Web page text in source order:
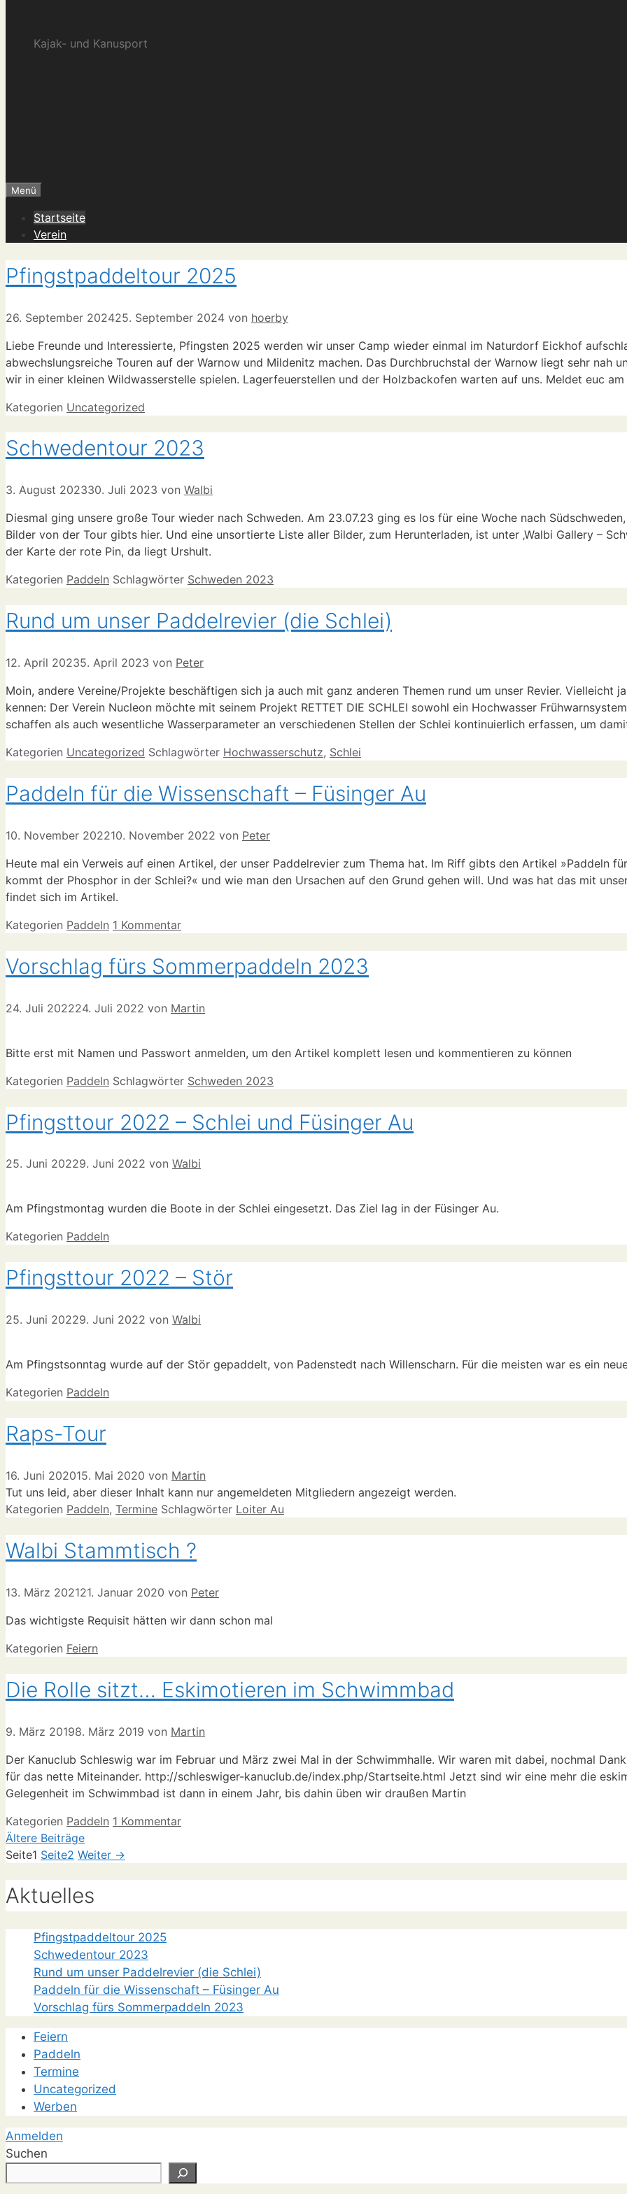
Kajak- und Kanusport
Menü
Startseite
Verein
Pfingstpaddeltour 2025
26. September 202425. September 2024 von hoerby
Liebe Freunde und Interessierte, Pfingsten 2025 werden wir unser Camp wieder einmal im Naturdorf Eickhof
abwechslungsreiche Touren auf der Warnow und Mildenitz machen. Das Durchbruchstal der Warnow liegt sehr nah
wir in einer kleinen Wildwasserstelle spielen. Lagerfeuerstellen und der Holzbackofen warten auf uns. Meldet euc
Kategorien Uncategorized
Schwedentour 2023
3. August 202330. Juli 2023 von Walbi
Diesmal ging unsere große Tour wieder nach Schweden. Am 23.07.23 ging es los für eine Woche nach
Bilder von der Tour gibts hier. Und eine unsortierte Liste aller Bilder, zum Herunterladen, ist unter ‚Walbi Gallery –
der Karte der rote Pin, da liegt Urshult.
Kategorien Paddeln Schlagwörter Schweden 2023
Rund um unser Paddelrevier (die Schlei)
12. April 20235. April 2023 von Peter
Moin, andere Vereine/Projekte beschäftigen sich ja auch mit ganz anderen Themen rund um unser Revier. Vielleicht
kennen: Der Verein Nucleon möchte mit seinem Projekt RETTET DIE SCHLEI sowohl ein Hochwasser
schaffen als auch wesentliche Wasserparameter an verschiedenen Stellen der Schlei kontinuierlich erfassen, um
Kategorien Uncategorized Schlagwörter Hochwasserschutz, Schlei
Paddeln für die Wissenschaft – Füsinger Au
10. November 202210. November 2022 von Peter
Heute mal ein Verweis auf einen Artikel, der unser Paddelrevier zum Thema hat. Im Riff gibts den Artikel »Paddeln
kommt der Phosphor in der Schlei?« und wie man den Ursachen auf den Grund gehen will. Und was hat das mit
findet sich im Artikel.
Kategorien Paddeln 1 Kommentar
Vorschlag fürs Sommerpaddeln 2023
24. Juli 202224. Juli 2022 von Martin
Bitte erst mit Namen und Passwort anmelden, um den Artikel komplett lesen und kommentieren zu können
Kategorien Paddeln Schlagwörter Schweden 2023
Pfingsttour 2022 – Schlei und Füsinger Au
25. Juni 20229. Juni 2022 von Walbi
Am Pfingstmontag wurden die Boote in der Schlei eingesetzt. Das Ziel lag in der Füsinger Au.
Kategorien Paddeln
Pfingsttour 2022 – Stör
25. Juni 20229. Juni 2022 von Walbi
Am Pfingstsonntag wurde auf der Stör gepaddelt, von Padenstedt nach Willenscharn. Für die meisten war es ein
Kategorien Paddeln
Raps-Tour
16. Juni 202015. Mai 2020 von Martin
Tut uns leid, aber dieser Inhalt kann nur angemeldeten Mitgliedern angezeigt werden.
Kategorien Paddeln, Termine Schlagwörter Loiter Au
Walbi Stammtisch ?
13. März 202121. Januar 2020 von Peter
Das wichtigste Requisit hätten wir dann schon mal
Kategorien Feiern
Die Rolle sitzt… Eskimotieren im Schwimmbad
9. März 20198. März 2019 von Martin
Der Kanuclub Schleswig war im Februar und März zwei Mal in der Schwimmhalle. Wir waren mit dabei, nochmal
für das nette Miteinander. http://schleswiger-kanuclub.de/index.php/Startseite.html Jetzt sind wir eine mehr die
Gelegenheit im Schwimmbad ist dann in einem Jahr, bis dahin üben wir draußen Martin
Kategorien Paddeln 1 Kommentar
Ältere Beiträge
Seite1 Seite2 Weiter →
Aktuelles
Pfingstpaddeltour 2025
Schwedentour 2023
Rund um unser Paddelrevier (die Schlei)
Paddeln für die Wissenschaft – Füsinger Au
Vorschlag fürs Sommerpaddeln 2023
Feiern
Paddeln
Termine
Uncategorized
Werben
Anmelden
Suchen